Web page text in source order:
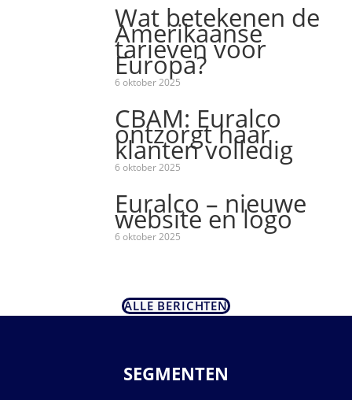
Wat betekenen de
Amerikaanse
tarieven voor
Europa?
6 oktober 2025
CBAM: Euralco
ontzorgt haar
klanten volledig
6 oktober 2025
Euralco – nieuwe
website en logo
6 oktober 2025
ALLE BERICHTEN
SEGMENTEN